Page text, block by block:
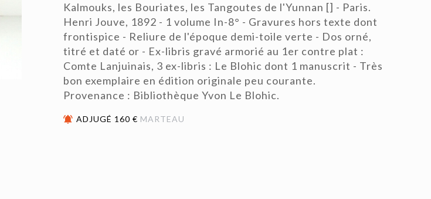
Kalmouks, les Bouriates, les Tangoutes de l'Yunnan [] - Paris.
Henri Jouve, 1892 - 1 volume In-8° - Gravures hors texte dont
frontispice - Reliure de l'époque demi-toile verte - Dos orné,
titré et daté or - Ex-libris gravé armorié au 1er contre plat :
Comte Lanjuinais, 3 ex-libris : Le Blohic dont 1 manuscrit - Très
bon exemplaire en édition originale peu courante.
Provenance : Bibliothèque Yvon Le Blohic.
ADJUGÉ 160 € MARTEAU